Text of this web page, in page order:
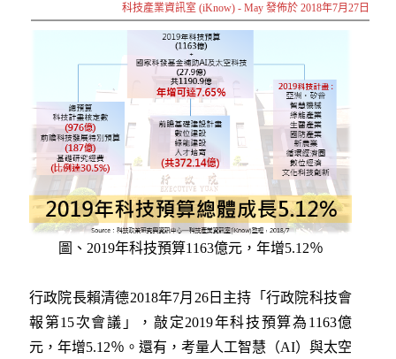
科技產業資訊室 (iKnow) - May 發佈於 2018年7月27日
圖、2019年科技預算1163億元，年增5.12％
行政院長賴清德2018年7月26日主持「行政院科技會
報第15次會議」，敲定2019年科技預算為1163億
元，年增5.12％。還有，考量人工智慧（AI）與太空